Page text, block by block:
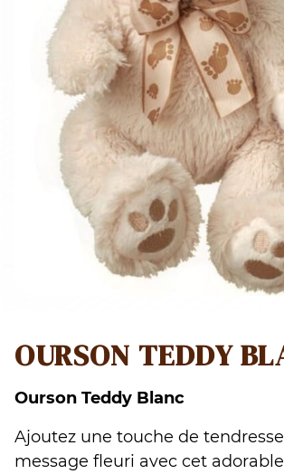
OURSON TEDDY
Ourson Teddy Blanc
Ajoutez une touche de
message fleuri avec cet